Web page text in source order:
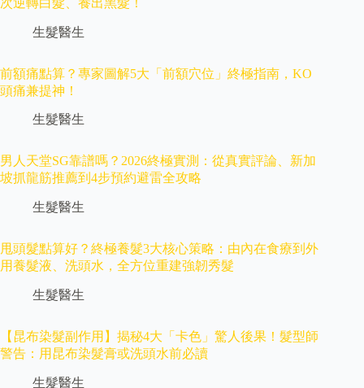
生髮醫生
前額痛點算？專家圖解5大「前額穴位」終極指南，KO
頭痛兼提神！
生髮醫生
男人天堂SG靠譜嗎？2026終極實測：從真實評論、新加
坡抓龍筋推薦到4步預約避雷全攻略
生髮醫生
甩頭髮點算好？終極養髮3大核心策略：由內在食療到外
用養髮液、洗頭水，全方位重建強韌秀髮
生髮醫生
【昆布染髮副作用】揭秘4大「卡色」驚人後果！髮型師
警告：用昆布染髮膏或洗頭水前必讀
生髮醫生